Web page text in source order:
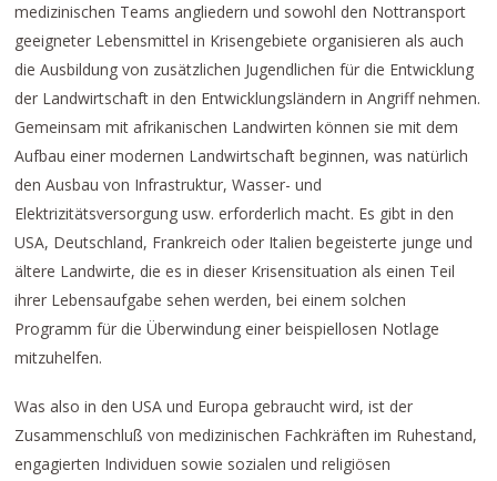
medizinischen Teams angliedern und sowohl den Nottransport
geeigneter Lebensmittel in Krisengebiete organisieren als auch
die Ausbildung von zusätzlichen Jugendlichen für die Entwicklung
der Landwirtschaft in den Entwicklungsländern in Angriff nehmen.
Gemeinsam mit afrikanischen Landwirten können sie mit dem
Aufbau einer modernen Landwirtschaft beginnen, was natürlich
den Ausbau von Infrastruktur, Wasser- und
Elektrizitätsversorgung usw. erforderlich macht. Es gibt in den
USA, Deutschland, Frankreich oder Italien begeisterte junge und
ältere Landwirte, die es in dieser Krisensituation als einen Teil
ihrer Lebensaufgabe sehen werden, bei einem solchen
Programm für die Überwindung einer beispiellosen Notlage
mitzuhelfen.
Was also in den USA und Europa gebraucht wird, ist der
Zusammenschluß von medizinischen Fachkräften im Ruhestand,
engagierten Individuen sowie sozialen und religiösen